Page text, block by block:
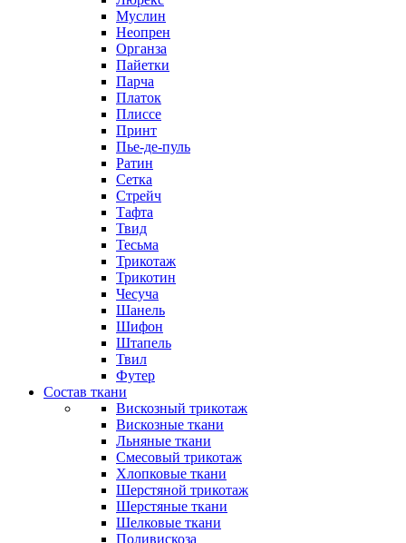
Муслин
Неопрен
Органза
Пайетки
Парча
Платок
Плиссе
Принт
Пье-де-пуль
Ратин
Сетка
Стрейч
Тафта
Твид
Тесьма
Трикотаж
Трикотин
Чесуча
Шанель
Шифон
Штапель
Твил
Футер
Состав ткани
Вискозный трикотаж
Вискозные ткани
Льняные ткани
Смесовый трикотаж
Хлопковые ткани
Шерстяной трикотаж
Шерстяные ткани
Шелковые ткани
Поливискоза